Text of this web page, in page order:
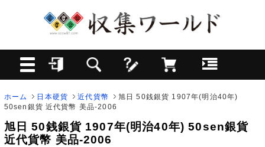
ホーム 日本硬貨 近代貨幣
旭日 50銭銀貨 1907年(明治40年)
50sen銀貨 近代貨幣 美品-2006
旭日 50銭銀貨 1907年(明治40年) 50sen銀貨
近代貨幣 美品-2006